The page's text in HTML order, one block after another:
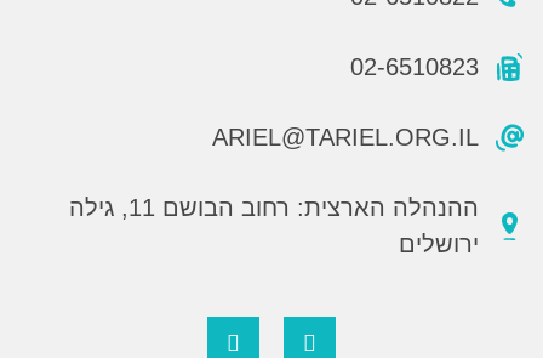
02-6510823
ARIEL@TARIEL.ORG.IL
ההנהלה הארצית: רחוב הבושם 11, גילה
ירושלים